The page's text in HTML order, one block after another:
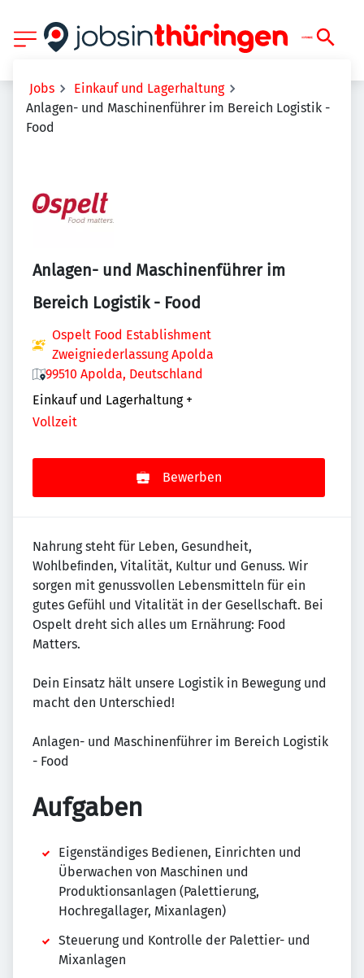
Jobs
Einkauf und Lagerhaltung
Anlagen- und Maschinenführer im Bereich Logistik -
Food
Anlagen- und Maschinenführer im
Bereich Logistik - Food
Ospelt Food Establishment
Zweigniederlassung Apolda
99510 Apolda, Deutschland
Einkauf und Lagerhaltung +
Vollzeit
Bewerben
Nahrung steht für Leben, Gesundheit,
Wohlbeﬁnden, Vitalität, Kultur und Genuss. Wir
sorgen mit genussvollen Lebensmitteln für ein
gutes Gefühl und Vitalität in der Gesellschaft. Bei
Ospelt dreht sich alles um Ernährung: Food
Matters.
Dein Einsatz hält unsere Logistik in Bewegung und
macht den Unterschied!
Anlagen- und Maschinenführer im Bereich Logistik
- Food
Aufgaben
Eigenständiges Bedienen, Einrichten und
Überwachen von Maschinen und
Produktionsanlagen (Palettierung,
Hochregallager, Mixanlagen)
Steuerung und Kontrolle der Palettier- und
Mixanlagen